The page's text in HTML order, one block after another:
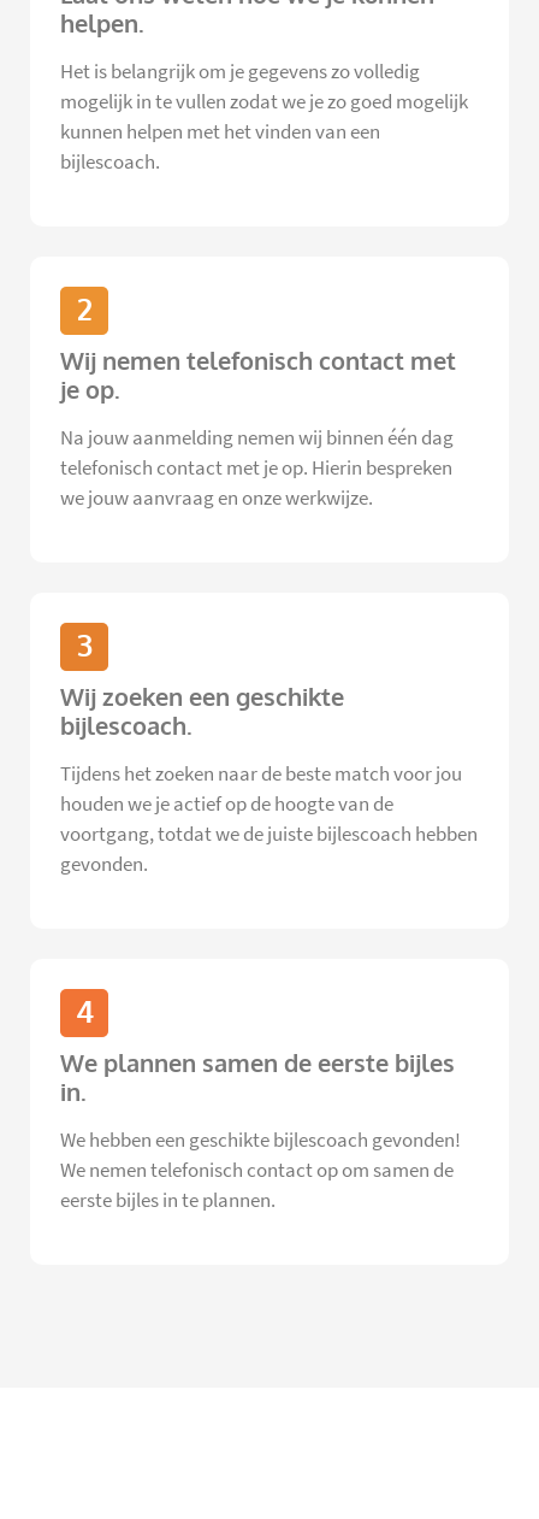
helpen.
Het is belangrijk om je gegevens zo volledig
mogelijk in te vullen zodat we je zo goed mogelijk
kunnen helpen met het vinden van een
bijlescoach.
2
Wij nemen telefonisch contact met
je op.
Na jouw aanmelding nemen wij binnen één dag
telefonisch contact met je op. Hierin bespreken
we jouw aanvraag en onze werkwijze.
3
Wij zoeken een geschikte
bijlescoach.
Tijdens het zoeken naar de beste match voor jou
houden we je actief op de hoogte van de
voortgang, totdat we de juiste bijlescoach hebben
gevonden.
4
We plannen samen de eerste bijles
in.
We hebben een geschikte bijlescoach gevonden!
We nemen telefonisch contact op om samen de
eerste bijles in te plannen.